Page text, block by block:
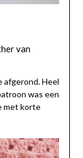
van
afgerond. Heel
was een
met korte